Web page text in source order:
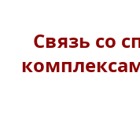
Cвязь со